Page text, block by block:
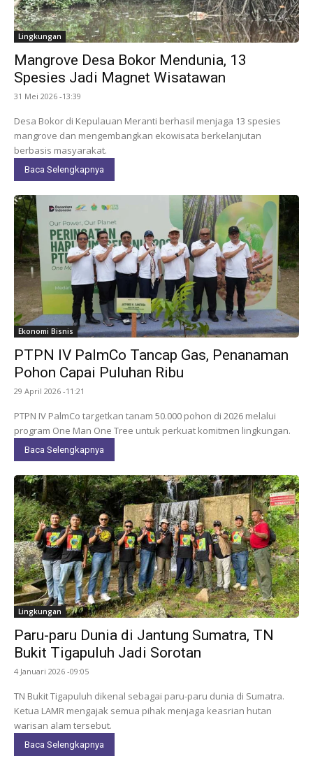
Lingkungan
Mangrove Desa Bokor Mendunia, 13
Spesies Jadi Magnet Wisatawan
31 Mei 2026 -13:39
Desa Bokor di Kepulauan Meranti berhasil menjaga 13 spesies
mangrove dan mengembangkan ekowisata berkelanjutan
berbasis masyarakat.
Baca Selengkapnya
Ekonomi Bisnis
PTPN IV PalmCo Tancap Gas, Penanaman
Pohon Capai Puluhan Ribu
29 April 2026 -11:21
PTPN IV PalmCo targetkan tanam 50.000 pohon di 2026 melalui
program One Man One Tree untuk perkuat komitmen lingkungan.
Baca Selengkapnya
Lingkungan
Paru-paru Dunia di Jantung Sumatra, TN
Bukit Tigapuluh Jadi Sorotan
4 Januari 2026 -09:05
TN Bukit Tigapuluh dikenal sebagai paru-paru dunia di Sumatra.
Ketua LAMR mengajak semua pihak menjaga keasrian hutan
warisan alam tersebut.
Baca Selengkapnya